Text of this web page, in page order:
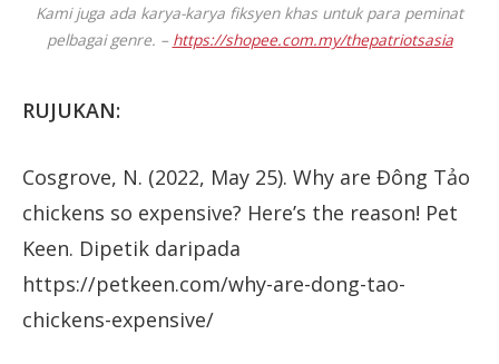
Kami juga ada karya-karya fiksyen khas untuk para peminat
pelbagai genre. – https://shopee.com.my/thepatriotsasia
RUJUKAN:
Cosgrove, N. (2022, May 25). Why are Đông Tảo
chickens so expensive? Here’s the reason! Pet
Keen. Dipetik daripada
https://petkeen.com/why-are-dong-tao-
chickens-expensive/